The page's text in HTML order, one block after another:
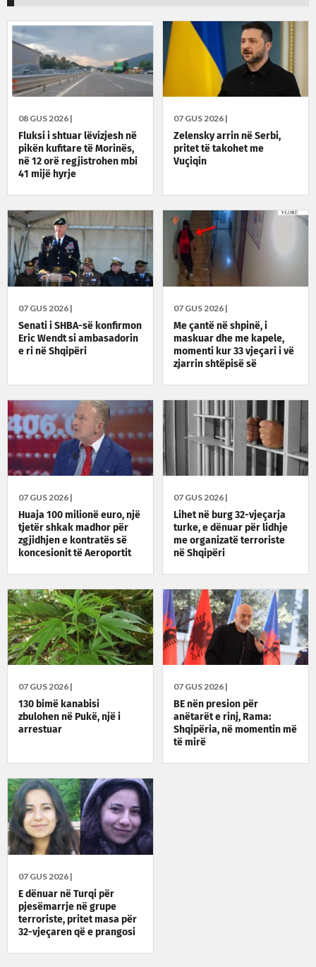
08 GUS 2026 |
Fluksi i shtuar lëvizjesh në
pikën kufitare të Morinës,
në 12 orë regjistrohen mbi
41 mijë hyrje
07 GUS 2026 |
Zelensky arrin në Serbi,
pritet të takohet me
Vuçiqin
07 GUS 2026 |
Senati i SHBA-së konfirmon
Eric Wendt si ambasadorin
e ri në Shqipëri
07 GUS 2026 |
Me çantë në shpinë, i
maskuar dhe me kapele,
momenti kur 33 vjeçari i vë
zjarrin shtëpisë së
07 GUS 2026 |
Huaja 100 milionë euro, një
tjetër shkak madhor për
zgjidhjen e kontratës së
koncesionit të Aeroportit
07 GUS 2026 |
Lihet në burg 32-vjeçarja
turke, e dënuar për lidhje
me organizatë terroriste
në Shqipëri
07 GUS 2026 |
130 bimë kanabisi
zbulohen në Pukë, një i
arrestuar
07 GUS 2026 |
BE nën presion për
anëtarët e rinj, Rama:
Shqipëria, në momentin më
të mirë
07 GUS 2026 |
E dënuar në Turqi për
pjesëmarrje në grupe
terroriste, pritet masa për
32-vjeçaren që e prangosi